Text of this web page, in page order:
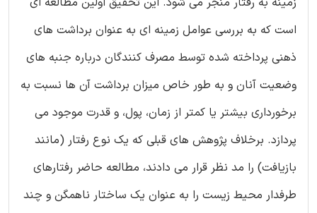
است که به بررسی عوامل زمینه ای به عنوان برداشت های
ذهنی پرداخته شده توسط مصرف کنندگان درباره جنبه های
وضعیت آنان و به طور خاص میزان برداشت آن ها نسبت به
برخورداری بیشتر یا کمتر از زمان، پول، و قدرت موجود می
پردازد. برخلاف پژوهش های قبلی که یک نوع رفتار (مانند
بازیافت) را مد نظر قرار می دادند، مطالعه حاضر رفتارهای
طرفدار محیط زیست را به عنوان یک ساختار ناهمگن و چند